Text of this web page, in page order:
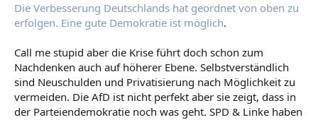
Die Verbesserung Deutschlands hat geordnet von oben zu
erfolgen. Eine gute Demokratie ist möglich.
Call me stupid aber die Krise führt doch schon zum
Nachdenken auch auf höherer Ebene. Selbstverständlich
sind Neuschulden und Privatisierung nach Möglichkeit zu
vermeiden. Die AfD ist nicht perfekt aber sie zeigt, dass in
der Parteiendemokratie noch was geht. SPD & Linke haben